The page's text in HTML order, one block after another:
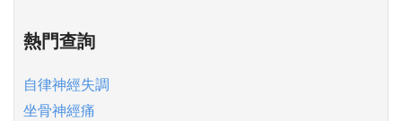
熱門查詢
自律神經失調
坐骨神經痛